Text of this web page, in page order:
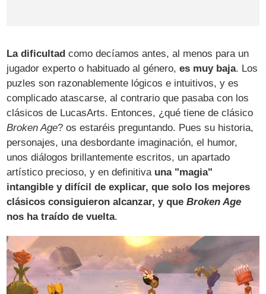
La dificultad como decíamos antes, al menos para un
jugador experto o habituado al género,es muy baja. Los
puzles son razonablemente lógicos e intuitivos, y es
complicado atascarse, al contrario que pasaba con los
clásicos de LucasArts. Entonces, ¿qué tiene de clásico
Broken Age? os estaréis preguntando. Pues su historia,
personajes, una desbordante imaginación, el humor,
unos diálogos brillantemente escritos, un apartado
artístico precioso, y en definitiva una "magia"
intangible y difícil de explicar, que solo los mejores
clásicos consiguieron alcanzar, y queBroken Age
nos ha traído de vuelta.